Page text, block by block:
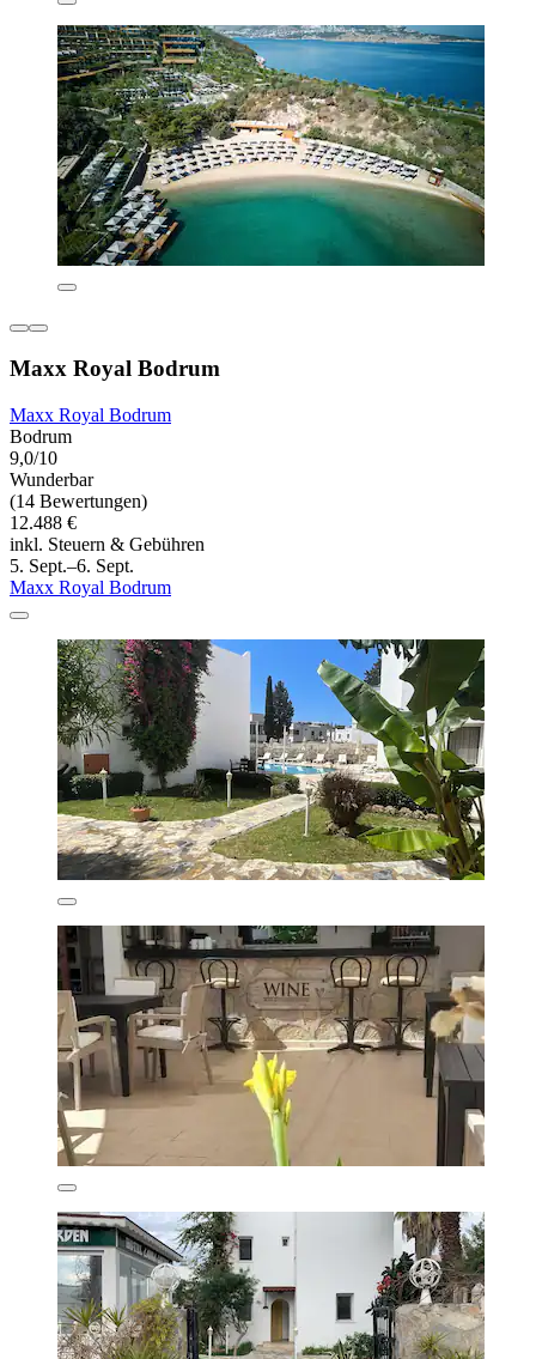
Maxx Royal Bodrum
Maxx Royal Bodrum
Bodrum
9,0/10
Wunderbar
(14 Bewertungen)
12.488 €
inkl. Steuern & Gebühren
5. Sept.–6. Sept.
Maxx Royal Bodrum